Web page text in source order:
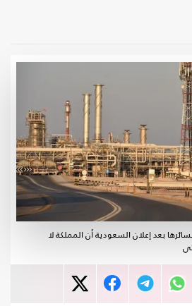
بعد إعلان السعودية أن المملكة لا